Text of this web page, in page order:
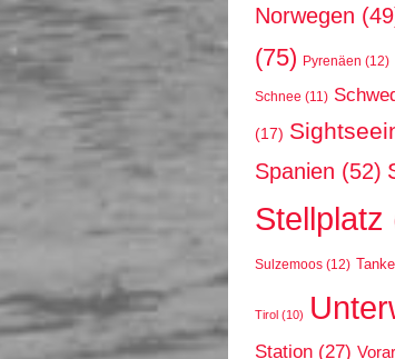
Norwegen
(75) Pyrenäen (12)
Schnee (11)
(17)
Spanien (52)
Stellplatz
Sulzemoos (12)
Tirol (10)
Station (27)